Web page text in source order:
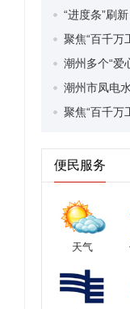
便民服务
天气